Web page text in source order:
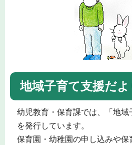
地域子育て支援だよ
幼児教育・保育課では、「地域
を発行しています。
保育園・幼稚園の申し込みや保